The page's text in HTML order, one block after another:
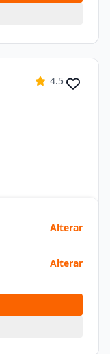
4.5
Alterar
Alterar